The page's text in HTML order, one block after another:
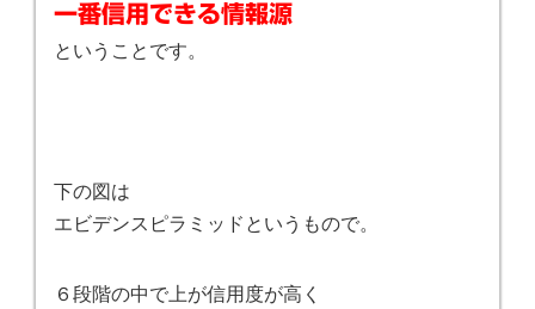
一番信用できる情報源
ということです。
下の図は
エビデンスピラミッドというもので。
６段階の中で上が信用度が高く